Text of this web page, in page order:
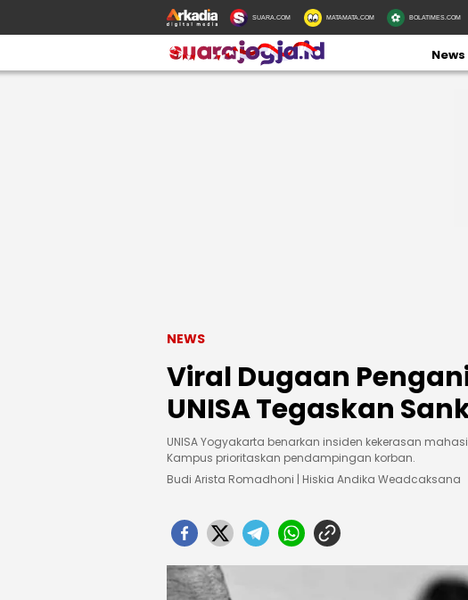
SUARA.COM MATAMATA.COM BOLATIMES.COM
News
NEWS
Viral Dugaan
UNISA Tegaskan
UNISA Yogyakarta benarkan insiden kekerasan
Kampus prioritaskan pendampingan korban.
Budi Arista Romadhoni | Hiskia Andika Weadcaksana